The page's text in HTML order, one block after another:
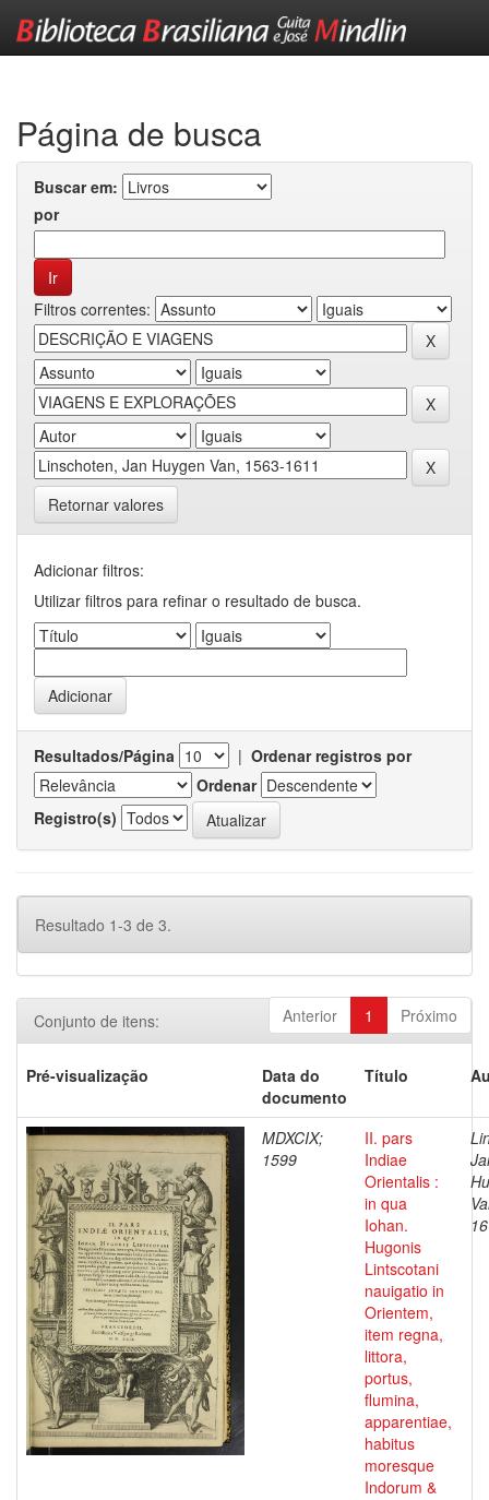
Página de busca
Buscar em:
por
Filtros correntes:
Retornar valores
Adicionar filtros:
Utilizar filtros para refinar o resultado de busca.
Resultados/Página | Ordenar registros por
Ordenar
Registro(s)
Resultado 1-3 de 3.
Anterior 1 Próximo
Conjunto de itens:
Pré-visualização
Data do
documento
Título
MDXCIX;
1599
II. pars
Indiae
Orientalis :
in qua
Iohan.
Hugonis
Lintscotani
nauigatio in
Orientem,
item regna,
littora,
portus,
flumina,
apparentiae,
habitus
moresque
Indorum &